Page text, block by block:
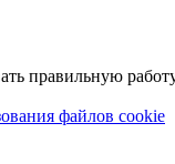
правильную
файлов cookie